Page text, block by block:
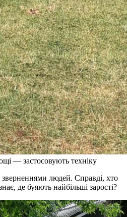
— застосовують техніку
зверненнями людей. Справді, хто
де буяють найбільші зарості?